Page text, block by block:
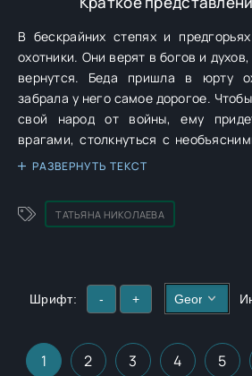
В бескрайних степях и
охотники. Они верят в богов и
вернутся. Беда пришла в юрту охотника Миргена и
забрала у него самое дорогое.
свой народ от войны, ему
врагами, столкнуться с
земли до неба. Но когда
Что, если небо — это не предел?
РАЗВЕРНУТЬ ТЕКСТ
ТАТЬЯНА НИКОЛАЕВА
Шрифт: - +
1 2 3 4 5